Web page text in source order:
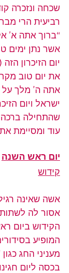
שכחה ונזכרה
רביעית הרי
“ברוך אתה א’
אשר נתן ימים
יום הזיכרון
את יום טוב
אתה ה’ מלך
ישראל ויום
שהתחילה ברכה
עוד ומסיימת
יום ראש השנה
קידוש
אשה שאינה
אסור לה
הקידוש ביום
המופיע
מעניני החג
בכסה ליום